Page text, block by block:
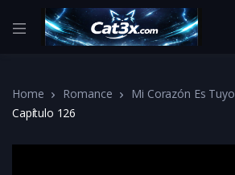
Home Romance Mi Corazón Es Tuyo
Capítulo 126